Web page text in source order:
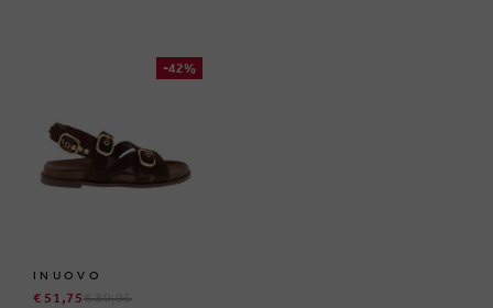
-42%
INUOVO
€ 51,75€ 89,95